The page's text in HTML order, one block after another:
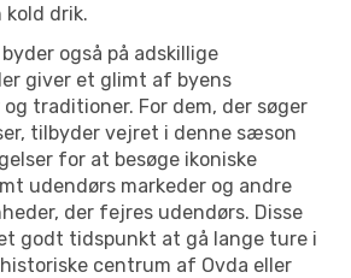
kold drik.
også på adskillige
giver et glimt af byens
traditioner. For dem, der søger
tilbyder vejret i denne sæson
for at besøge ikoniske
udendørs markeder og andre
der fejres udendørs. Disse
godt tidspunkt at gå lange ture i
centrum af Ovda eller